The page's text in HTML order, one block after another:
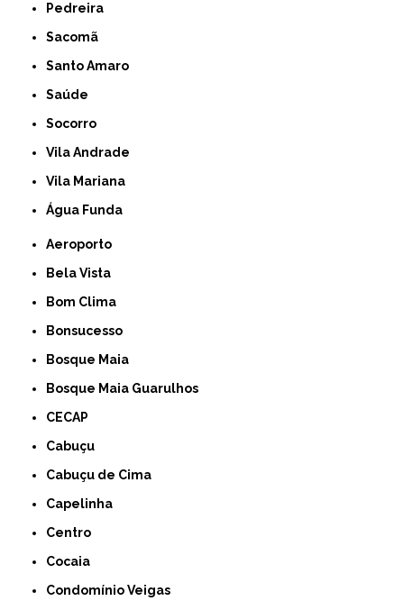
Pedreira
Sacomã
Santo Amaro
Saúde
Socorro
Vila Andrade
Vila Mariana
Água Funda
Aeroporto
Bela Vista
Bom Clima
Bonsucesso
Bosque Maia
Bosque Maia Guarulhos
CECAP
Cabuçu
Cabuçu de Cima
Capelinha
Centro
Cocaia
Condomínio Veigas